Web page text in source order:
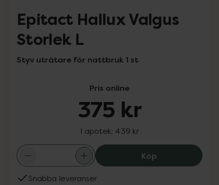
Epitact Hallux Valgus
Storlek L
Styv uträtare för nattbruk 1 st
Pris online
375 kr
I apotek: 439 kr
KöpEpitact Hallux
Snabba leveranser